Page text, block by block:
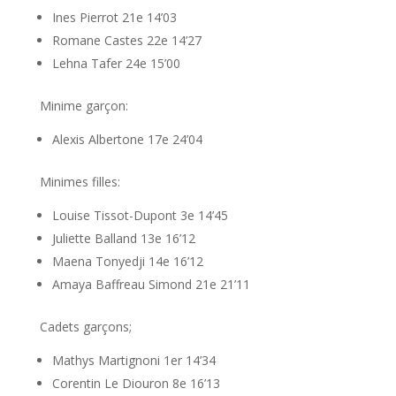
Ines Pierrot 21e 14’03
Romane Castes 22e 14’27
Lehna Tafer 24e 15’00
Minime garçon:
Alexis Albertone 17e 24’04
Minimes filles:
Louise Tissot-Dupont 3e 14’45
Juliette Balland 13e 16’12
Maena Tonyedji 14e 16’12
Amaya Baffreau Simond 21e 21’11
Cadets garçons;
Mathys Martignoni 1er 14’34
Corentin Le Diouron 8e 16’13